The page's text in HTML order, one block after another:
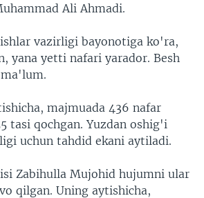
Ali Ahmadi.
vazirligi bayonotiga ko'ra,
yana yetti nafari yarador. Besh
majmuada 436 nafar
tasi qochgan. Yuzdan oshig'i
uchun tahdid ekani aytiladi.
Zabihulla Mujohid hujumni ular
qilgan. Uning aytishicha,